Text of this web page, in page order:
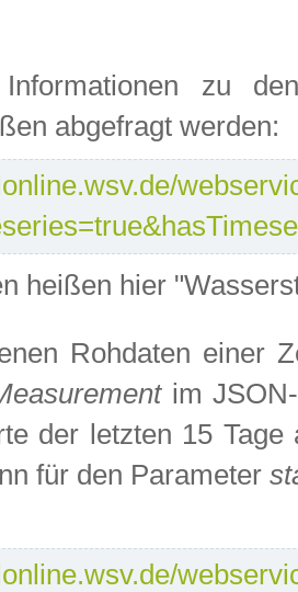
zu
abgefragt werden:
heißen hier
Rohdaten einer
im JSON-
der letzten 15
für den Parameter